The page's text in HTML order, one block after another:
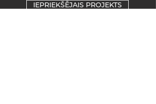
IEPRIEKŠĒJAIS PROJEKTS